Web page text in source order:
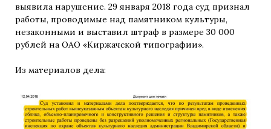
выявила нарушение. 29 января 2018 года суд признал
работы, проводимые над памятником культуры,
незаконными и выставил штраф в размере 30 000
рублей на ОАО «Киржачской типографии».
Из материалов дела: